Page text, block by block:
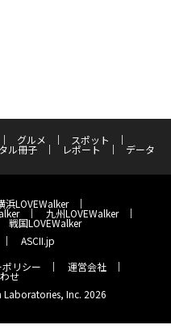
グルメ スポット
ル冊子 レポート データ
浜LOVEWalker
九州LOVEWalker
戦国LOVEWalker
ASCII.jp
リシー 運営会社
せ
Laboratories, Inc. 2026